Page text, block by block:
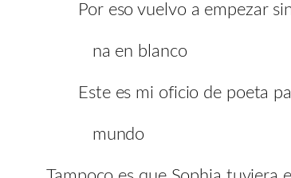
Por eso vuelvo a empezar
na en blanco
Este es mi oficio de poeta
mundo